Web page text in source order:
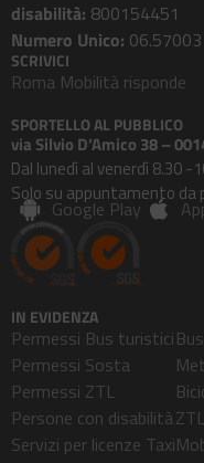
disabilità: 800154451
Numero Unico: 06.57003
SCRIVICI
Roma Mobilità risponde
SPORTELLO AL PUBBLICO
via Silvio D’Amico 38 –
Dal lunedì al venerdì 8.30 -
Solo su appuntamento da
Google Play
IN EVIDENZA
Permessi Bus turistici
Permessi Sosta
Permessi ZTL
Persone con disabilità
Servizi per licenze Taxi